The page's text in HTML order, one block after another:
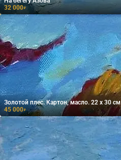
32 000₽
Золотой плес. Картон, масло. 22 х 30 см
45 000₽